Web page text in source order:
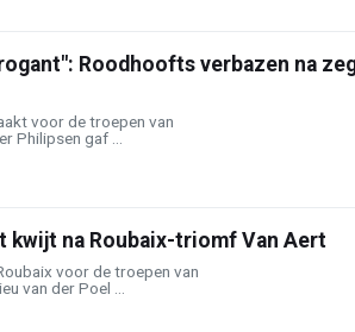
Roodhoofts verbazen na
voor de troepen van
Philipsen gaf ...
kwijt na Roubaix-triomf Van Aert
voor de troepen van
van der Poel ...